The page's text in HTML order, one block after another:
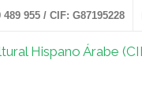
955 / CIF: G87195228